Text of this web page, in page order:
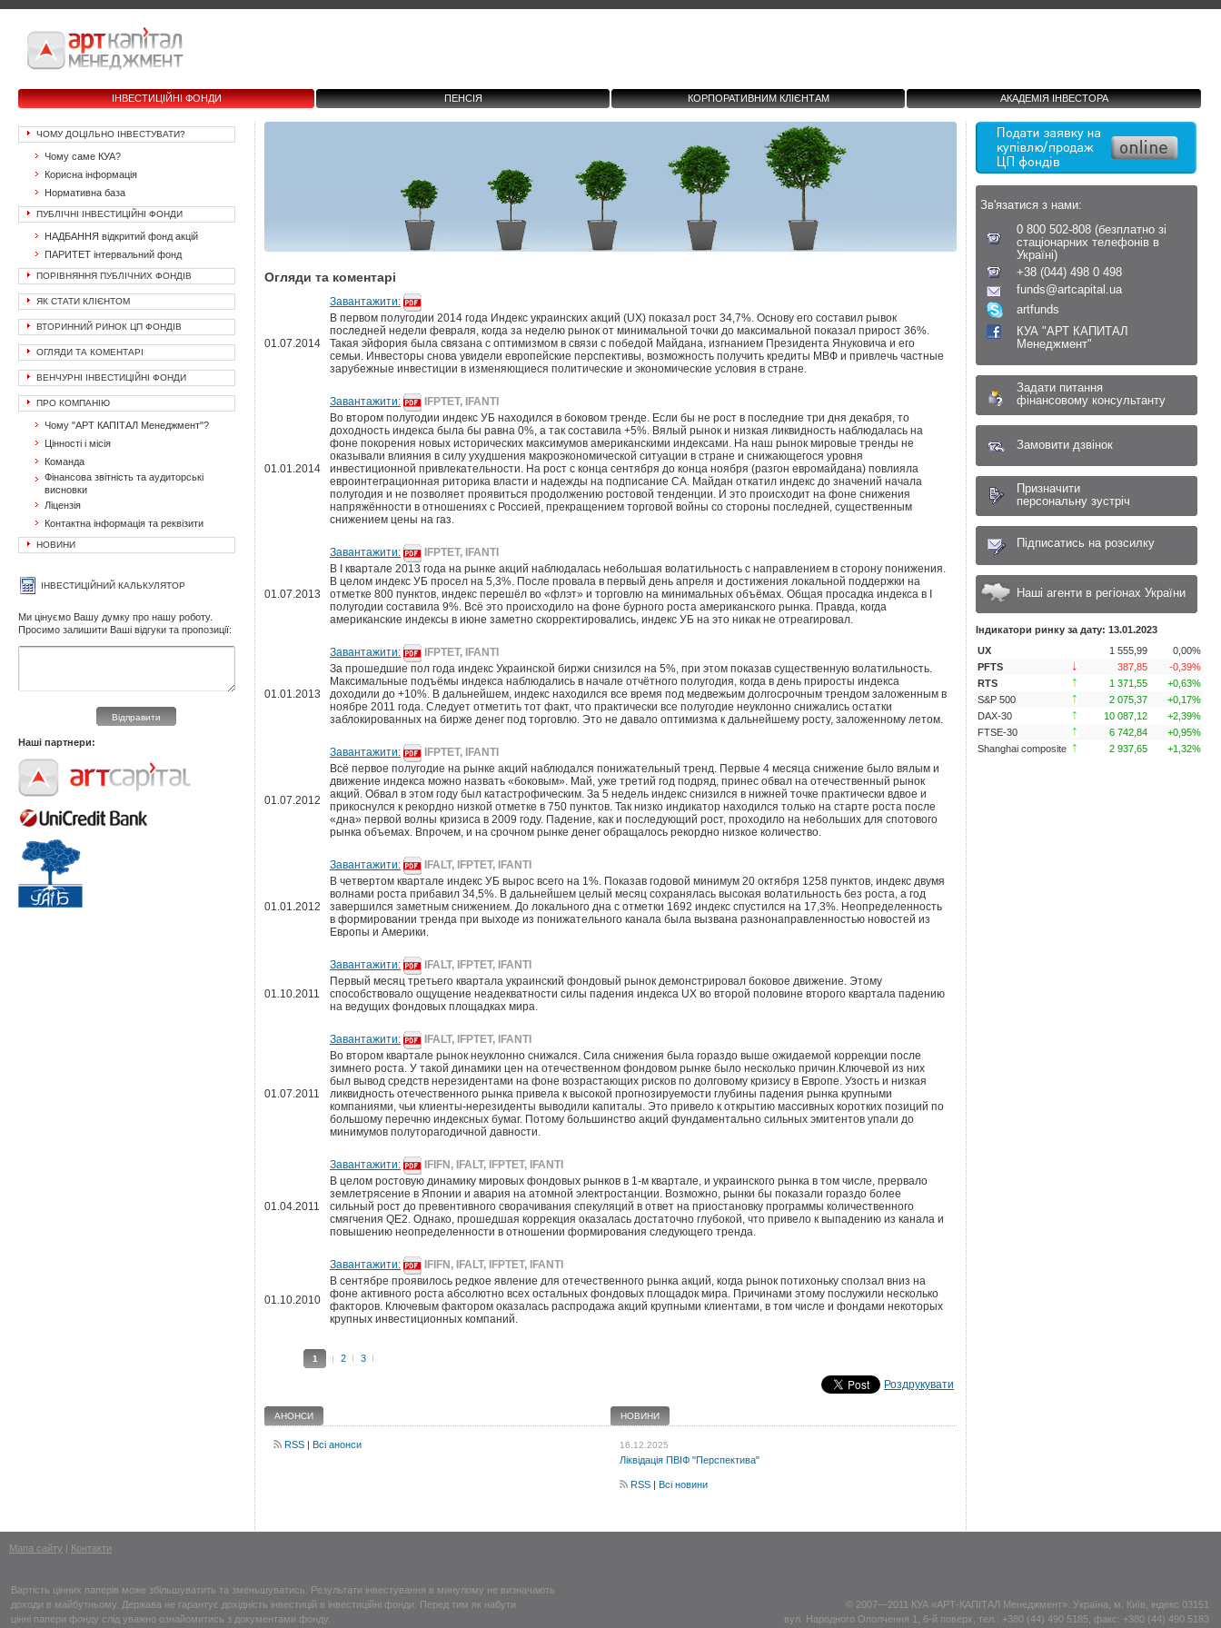
ІНВЕСТИЦІЙНІ ФОНДИ ПЕНСІЯ КОРПОРАТИВНИМ КЛІЄНТАМ АКАДЕМІЯ ІНВЕСТОРА
ЧОМУ ДОЦІЛЬНО ІНВЕСТУВАТИ?
Чому саме КУА?
Корисна інформація
Нормативна база
ПУБЛІЧНІ ІНВЕСТИЦІЙНІ ФОНДИ
НАДБАННЯ відкритий фонд акцій
ПАРИТЕТ інтервальний фонд
ПОРІВНЯННЯ ПУБЛІЧНИХ ФОНДІВ
ЯК СТАТИ КЛІЄНТОМ
ВТОРИННИЙ РИНОК ЦП ФОНДІВ
ОГЛЯДИ ТА КОМЕНТАРІ
ВЕНЧУРНІ ІНВЕСТИЦІЙНІ ФОНДИ
ПРО КОМПАНІЮ
Чому "АРТ КАПІТАЛ Менеджмент"?
Цінності і місія
Команда
Фінансова звітність та аудиторські
висновки
Ліцензія
Контактна інформація та реквізити
НОВИНИ
ІНВЕСТИЦІЙНИЙ КАЛЬКУЛЯТОР
Ми цінуємо Вашу думку про нашу роботу.
Просимо залишити Ваші відгуки та пропозиції:
Відправити
Наші партнери:
Огляди та коментарі
01.07.2014
Завантажити:
В первом полугодии 2014 года Индекс украинских акций (UX) показал рост 34,7%. Основу его составил рывок
последней недели февраля, когда за неделю рынок от минимальной точки до максимальной показал прирост 36%.
Такая эйфория была связана с оптимизмом в связи с победой Майдана, изгнанием Президента Януковича и его
семьи. Инвесторы снова увидели европейские перспективы, возможность получить кредиты МВФ и привлечь частные
зарубежные инвестиции в изменяющиеся политические и экономические условия в стране.
01.01.2014
Завантажити:
IFPTET, IFANTI
Во втором полугодии индекс УБ находился в боковом тренде. Если бы не рост в последние три дня декабря, то
доходность индекса была бы равна 0%, а так составила +5%. Вялый рынок и низкая ликвидность наблюдалась на
фоне покорения новых исторических максимумов американскими индексами. На наш рынок мировые тренды не
оказывали влияния в силу ухудшения макроэкономической ситуации в стране и снижающегося уровня
инвестиционной привлекательности. На рост с конца сентября до конца ноября (разгон евромайдана) повлияла
евроинтеграционная риторика власти и надежды на подписание СА. Майдан откатил индекс до значений начала
полугодия и не позволяет проявиться продолжению ростовой тенденции. И это происходит на фоне снижения
напряжённости в отношениях с Россией, прекращением торговой войны со стороны последней, существенным
снижением цены на газ.
01.07.2013
Завантажити:
IFPTET, IFANTI
В I квартале 2013 года на рынке акций наблюдалась небольшая волатильность с направлением в сторону понижения.
В целом индекс УБ просел на 5,3%. После провала в первый день апреля и достижения локальной поддержки на
отметке 800 пунктов, индекс перешёл во «флэт» и торговлю на минимальных объёмах. Общая просадка индекса в I
полугодии составила 9%. Всё это происходило на фоне бурного роста американского рынка. Правда, когда
американские индексы в июне заметно скорректировались, индекс УБ на это никак не отреагировал.
01.01.2013
Завантажити:
IFPTET, IFANTI
За прошедшие пол года индекс Украинской биржи снизился на 5%, при этом показав существенную волатильность.
Максимальные подъёмы индекса наблюдались в начале отчётного полугодия, когда в день приросты индекса
доходили до +10%. В дальнейшем, индекс находился все время под медвежьим долгосрочным трендом заложенным в
ноябре 2011 года. Следует отметить тот факт, что практически все полугодие неуклонно снижались остатки
заблокированных на бирже денег под торговлю. Это не давало оптимизма к дальнейшему росту, заложенному летом.
01.07.2012
Завантажити:
IFPTET, IFANTI
Всё первое полугодие на рынке акций наблюдался понижательный тренд. Первые 4 месяца снижение было вялым и
движение индекса можно назвать «боковым». Май, уже третий год подряд, принес обвал на отечественный рынок
акций. Обвал в этом году был катастрофическим. За 5 недель индекс снизился в нижней точке практически вдвое и
прикоснулся к рекордно низкой отметке в 750 пунктов. Так низко индикатор находился только на старте роста после
«дна» первой волны кризиса в 2009 году. Падение, как и последующий рост, проходило на небольших для спотового
рынка объемах. Впрочем, и на срочном рынке денег обращалось рекордно низкое количество.
01.01.2012
Завантажити:
IFALT, IFPTET, IFANTI
В четвертом квартале индекс УБ вырос всего на 1%. Показав годовой минимум 20 октября 1258 пунктов, индекс двумя
волнами роста прибавил 34,5%. В дальнейшем целый месяц сохранялась высокая волатильность без роста, а год
завершился заметным снижением. До локального дна с отметки 1692 индекс спустился на 17,3%. Неопределенность
в формировании тренда при выходе из понижательного канала была вызвана разнонаправленностью новостей из
Европы и Америки.
01.10.2011
Завантажити:
IFALT, IFPTET, IFANTI
Первый месяц третьего квартала украинский фондовый рынок демонстрировал боковое движение. Этому
способствовало ощущение неадекватности силы падения индекса UX во второй половине второго квартала падению
на ведущих фондовых площадках мира.
01.07.2011
Завантажити:
IFALT, IFPTET, IFANTI
Во втором квартале рынок неуклонно снижался. Сила снижения была гораздо выше ожидаемой коррекции после
зимнего роста. У такой динамики цен на отечественном фондовом рынке было несколько причин.Ключевой из них
был вывод средств нерезидентами на фоне возрастающих рисков по долговому кризису в Европе. Узость и низкая
ликвидность отечественного рынка привела к высокой прогнозируемости глубины падения рынка крупными
компаниями, чьи клиенты-нерезиденты выводили капиталы. Это привело к открытию массивных коротких позиций по
большому перечню индексных бумаг. Потому большинство акций фундаментально сильных эмитентов упали до
минимумов полуторагодичной давности.
01.04.2011
Завантажити:
IFIFN, IFALT, IFPTET, IFANTI
В целом ростовую динамику мировых фондовых рынков в 1-м квартале, и украинского рынка в том числе, прервало
землетрясение в Японии и авария на атомной электростанции. Возможно, рынки бы показали гораздо более
сильный рост до превентивного сворачивания спекуляций в ответ на приостановку программы количественного
смягчения QE2. Однако, прошедшая коррекция оказалась достаточно глубокой, что привело к выпадению из канала и
повышению неопределенности в отношении формирования следующего тренда.
01.10.2010
Завантажити:
IFIFN, IFALT, IFPTET, IFANTI
В сентябре проявилось редкое явление для отечественного рынка акций, когда рынок потихоньку сползал вниз на
фоне активного роста абсолютно всех остальных фондовых площадок мира. Причинами этому послужили несколько
факторов. Ключевым фактором оказалась распродажа акций крупными клиентами, в том числе и фондами некоторых
крупных инвестиционных компаний.
1 2 3
Роздрукувати
АНОНСИ
RSS | Всі анонси
НОВИНИ
16.12.2025
Ліквідація ПВІФ "Перспектива"
RSS | Всі новини
Зв'язатися з нами:
0 800 502-808 (безплатно зі
стаціонарних телефонів в
Україні)
+38 (044) 498 0 498
funds@artcapital.ua
artfunds
КУА "АРТ КАПИТАЛ
Менеджмент"
Задати питання
фінансовому консультанту
Замовити дзвінок
Призначити
персональну зустріч
Підписатись на розсилку
Наші агенти в регіонах України
Індикатори ринку за дату: 13.01.2023
UX
1 555,99
0,00%
PFTS
387,85 -0,39%
RTS
1 371,55 +0,63%
S&P 500
2 075,37 +0,17%
DAX-30
10 087,12 +2,39%
FTSE-30
6 742,84 +0,95%
Shanghai composite
2 937,65 +1,32%
Мапа сайту | Контакти
Вартість цінних паперів може збільшуватить та зменьшуватись. Результати інвестування в минулому не визначають
доходи в майбутньому. Держава не гарантує дохідність інвестицій в інвестиційні фонди. Перед тим як набути
цінні папери фонду слід уважно ознайомитись з документами фонду.
© 2007—2011 КУА «АРТ-КАПІТАЛ Менеджмент». Україна, м. Київ, індекс 03151
вул. Народного Ополчення 1, 6-й поверх, тел.: +380 (44) 490 5185, факс: +380 (44) 490 5183